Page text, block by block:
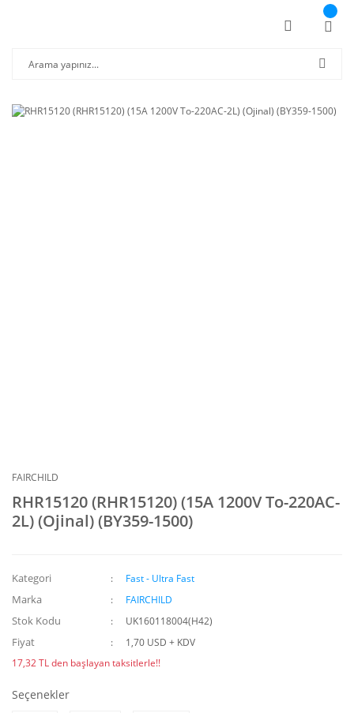
FAIRCHILD
RHR15120 (RHR15120) (15A 1200V To-220AC-
2L) (Ojinal) (BY359-1500)
Kategori Fast - Ultra Fast
Marka FAIRCHILD
Stok Kodu UK160118004(H42)
Fiyat
1,70 USD + KDV
17,32 TL den başlayan taksitlerle!!
Seçenekler